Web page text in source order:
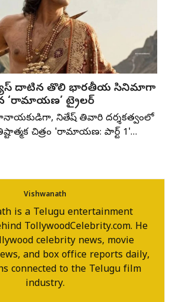
దాటిన తొలి భారతీయ సినిమాగా
‘రామాయణ’ ట్రైలర్
నితేష్ తివారి దర్శకత్వంలో
చిత్రం 'రామాయణ: పార్ట్ 1'…
Vishwanath
is a Telugu entertainment
TollywoodCelebrity.com. He
celebrity news, movie
and box office reports daily,
connected to the Telugu film
industry.